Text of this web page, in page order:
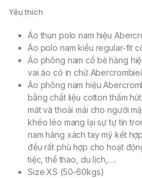
Yêu thích
Áo thun polo nam hiệu
Áo polo nam kiểu regular-fit
Áo phông nam cổ bẻ hàng
vai áo có in chữ
Áo phông nam hiệu
bằng chất liệu cotton thấm
mát và thoải mái cho người
khéo léo mang lại sự tự tin
nam hàng xách tay mỹ kết
đều rất phù hợp cho hoạt
tiệc, thể thao, du lịch,….
Size XS (50-60kgs)